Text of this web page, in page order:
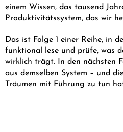
einem Wissen, das tausend
Produktivitätssystem, das wir
Das ist Folge 1 einer Reihe, in
funktional lese und prüfe, was
wirklich trägt. In den nächsten
aus demselben System – und
Träumen mit Führung zu tun